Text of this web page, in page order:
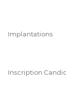
Implantations
Inscription